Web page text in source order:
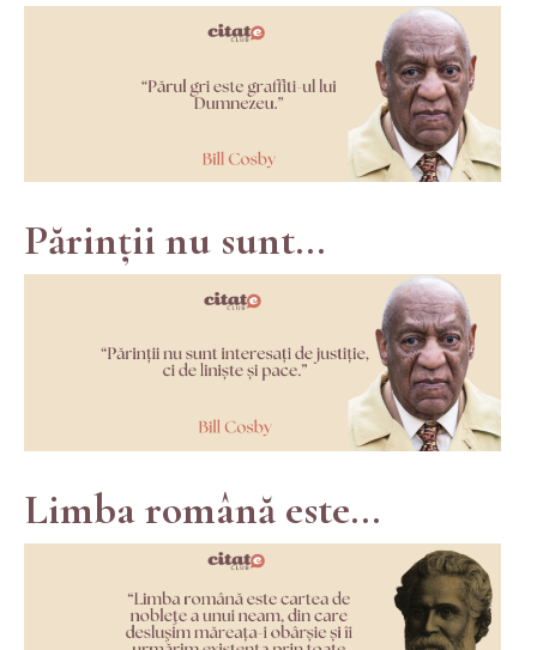
Părinții nu sunt...
Limba română este...